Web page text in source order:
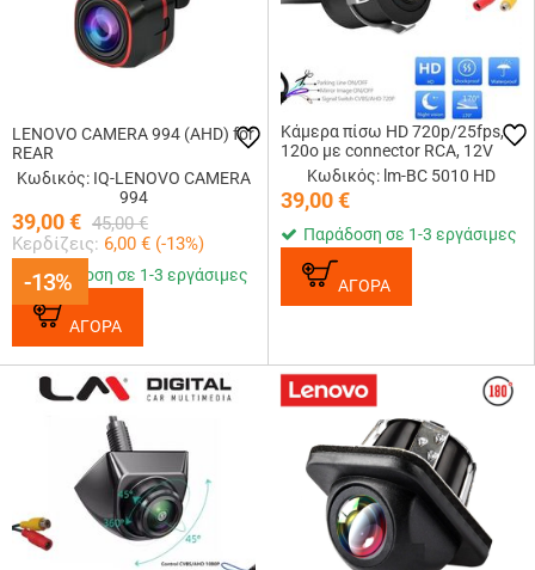
-13%
LENOVO CAMERA 994 (AHD) for
REAR
Κωδικός: IQ-LENOVO CAMERA
994
39,00€ 45,00 €
Κερδίζεις: 6,00 € (-13%)
-13%
Παράδοση σε 1-3 εργάσιμες
ΑΓΟΡΑ
Κάμερα πίσω HD 720p/25fps,
120o με connector RCA, 12V
Κωδικός: lm-BC 5010 HD
39,00€
Παράδοση σε 1-3 εργάσιμες
ΑΓΟΡΑ